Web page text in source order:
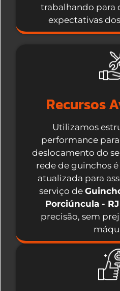
trabalhando para
expectativas
Recursos
Utilizamos
performance
deslocamento do
rede de guinchos
atualizada para
serviço de
Porciúncula - RJ
precisão, sem